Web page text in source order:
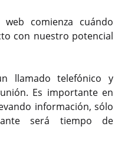
comienza cuándo
con nuestro potencial
llamado telefónico y
Es importante en
información, sólo
será tiempo de